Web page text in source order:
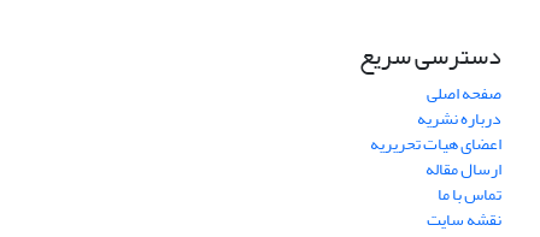
دسترسی سریع
صفحه اصلی
درباره نشریه
اعضای هیات تحریریه
ارسال مقاله
تماس با ما
نقشه سایت